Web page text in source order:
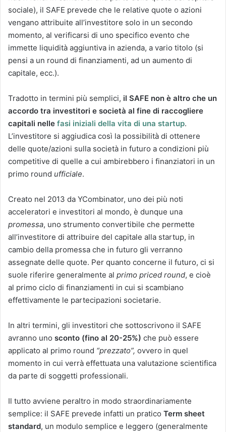
sociale), il SAFE prevede che le relative quote o azioni
vengano attribuite all’investitore solo in un secondo
momento, al verificarsi di uno specifico evento che
immette liquidità aggiuntiva in azienda, a vario titolo (si
pensi a un round di finanziamenti, ad un aumento di
capitale, ecc.).
Tradotto in termini più semplici, il SAFE non è altro che un
accordo tra investitori e società al fine di raccogliere
capitali nelle fasi iniziali della vita di una startup.
L’investitore si aggiudica così la possibilità di ottenere
delle quote/azioni sulla società in futuro a condizioni più
competitive di quelle a cui ambirebbero i finanziatori in un
primo round ufficiale.
Creato nel 2013 da YCombinator, uno dei più noti
acceleratori e investitori al mondo, è dunque una
promessa, uno strumento convertibile che permette
all’investitore di attribuire del capitale alla startup, in
cambio della promessa che in futuro gli verranno
assegnate delle quote. Per quanto concerne il futuro, ci si
suole riferire generalmente al primo priced round, e cioè
al primo ciclo di finanziamenti in cui si scambiano
effettivamente le partecipazioni societarie.
In altri termini, gli investitori che sottoscrivono il SAFE
avranno uno sconto (fino al 20-25%) che può essere
applicato al primo round “prezzato”, ovvero in quel
momento in cui verrà effettuata una valutazione scientifica
da parte di soggetti professionali.
Il tutto avviene peraltro in modo straordinariamente
semplice: il SAFE prevede infatti un pratico Term sheet
standard, un modulo semplice e leggero (generalmente